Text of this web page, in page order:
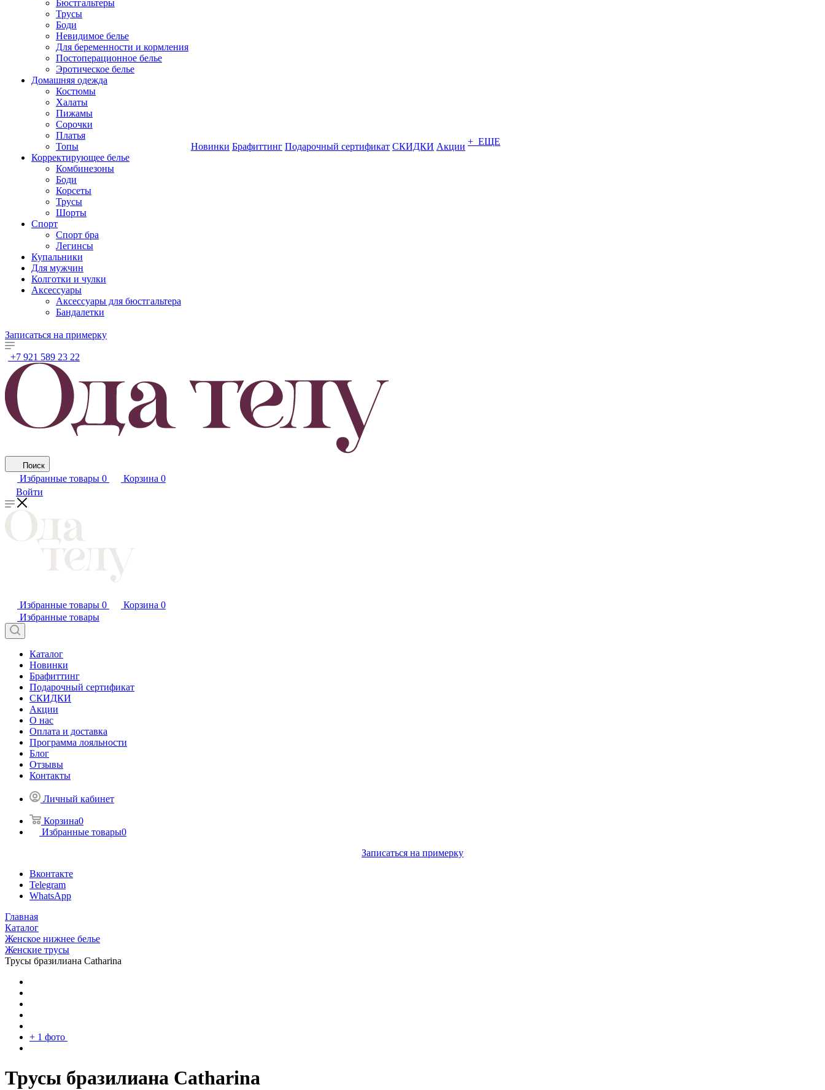
Бюстгальтеры
Трусы
Боди
Невидимое белье
Для беременности и кормления
Постоперационное белье
Эротическое белье
Домашняя одежда
Костюмы
Халаты
Пижамы
Сорочки
Платья
Топы
Корректирующее белье
Комбинезоны
Боди
Корсеты
Трусы
Шорты
Спорт
Спорт бра
Легинсы
Купальники
Для мужчин
Колготки и чулки
Аксессуары
Аксессуары для бюстгальтера
Бандалетки
Новинки Брафиттинг Подарочный сертификат СКИДКИ Акции + ЕЩЕ
Записаться на примерку
+7 921 589 23 22
Поиск
Избранные товары 0 Корзина 0
Войти
Избранные товары 0 Корзина 0
Избранные товары
Каталог
Новинки
Брафиттинг
Подарочный сертификат
СКИДКИ
Акции
О нас
Оплата и доставка
Программа лояльности
Блог
Отзывы
Контакты
Личный кабинет
Корзина0
Избранные товары0
Записаться на примерку
Вконтакте
Telegram
WhatsApp
Главная
Каталог
Женское нижнее белье
Женские трусы
Трусы бразилиана Catharina
+ 1 фото
Трусы бразилиана Catharina